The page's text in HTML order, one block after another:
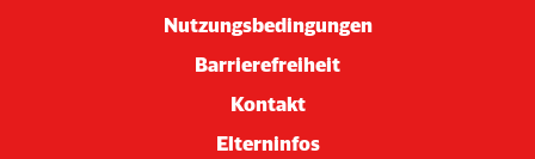
Nutzungsbedingungen
Barrierefreiheit
Kontakt
Elterninfos